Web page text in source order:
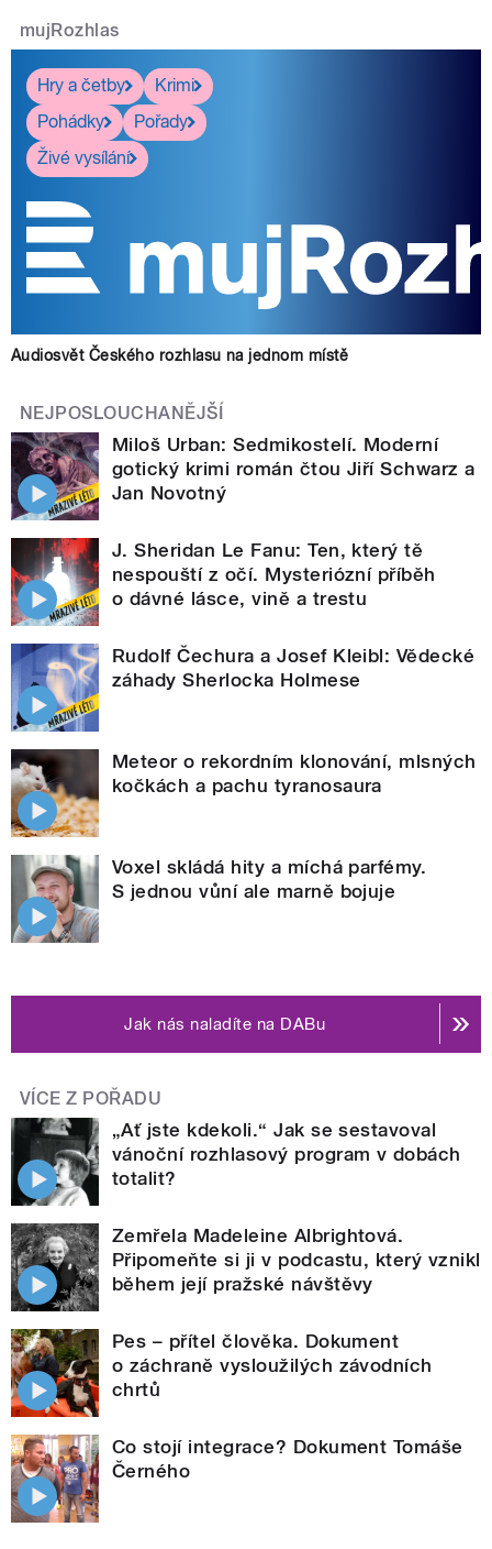
mujRozhlas
Hry a četby
Krimi
Pohádky
Pořady
Živé vysílání
Audiosvět Českého rozhlasu na jednom místě
NEJPOSLOUCHANĚJŠÍ
Miloš Urban: Sedmikostelí. Moderní
gotický krimi román čtou Jiří Schwarz a
Jan Novotný
J. Sheridan Le Fanu: Ten, který tě
nespouští z očí. Mysteriózní příběh
o dávné lásce, vině a trestu
Rudolf Čechura a Josef Kleibl: Vědecké
záhady Sherlocka Holmese
Meteor o rekordním klonování, mlsných
kočkách a pachu tyranosaura
Voxel skládá hity a míchá parfémy.
S jednou vůní ale marně bojuje
Jak nás naladíte na DABu
VÍCE Z POŘADU
„Ať jste kdekoli.“ Jak se sestavoval
vánoční rozhlasový program v dobách
totalit?
Zemřela Madeleine Albrightová.
Připomeňte si ji v podcastu, který vznikl
během její pražské návštěvy
Pes – přítel člověka. Dokument
o záchraně vysloužilých závodních
chrtů
Co stojí integrace? Dokument Tomáše
Černého